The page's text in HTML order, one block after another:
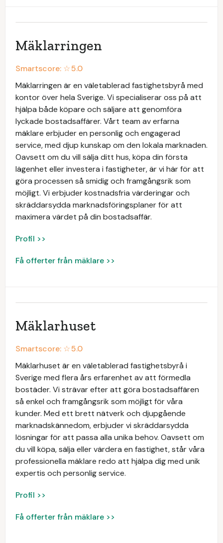
Mäklarringen
Smartscore: ☆5.0
Mäklarringen är en väletablerad fastighetsbyrå med
kontor över hela Sverige. Vi specialiserar oss på att
hjälpa både köpare och säljare att genomföra
lyckade bostadsaffärer. Vårt team av erfarna
mäklare erbjuder en personlig och engagerad
service, med djup kunskap om den lokala marknaden.
Oavsett om du vill sälja ditt hus, köpa din första
lägenhet eller investera i fastigheter, är vi här för att
göra processen så smidig och framgångsrik som
möjligt. Vi erbjuder kostnadsfria värderingar och
skräddarsydda marknadsföringsplaner för att
maximera värdet på din bostadsaffär.
Profil >>
Få offerter från mäklare >>
Mäklarhuset
Smartscore: ☆5.0
Mäklarhuset är en väletablerad fastighetsbyrå i
Sverige med flera års erfarenhet av att förmedla
bostäder. Vi strävar efter att göra bostadsaffären
så enkel och framgångsrik som möjligt för våra
kunder. Med ett brett nätverk och djupgående
marknadskännedom, erbjuder vi skräddarsydda
lösningar för att passa alla unika behov. Oavsett om
du vill köpa, sälja eller värdera en fastighet, står våra
professionella mäklare redo att hjälpa dig med unik
expertis och personlig service.
Profil >>
Få offerter från mäklare >>